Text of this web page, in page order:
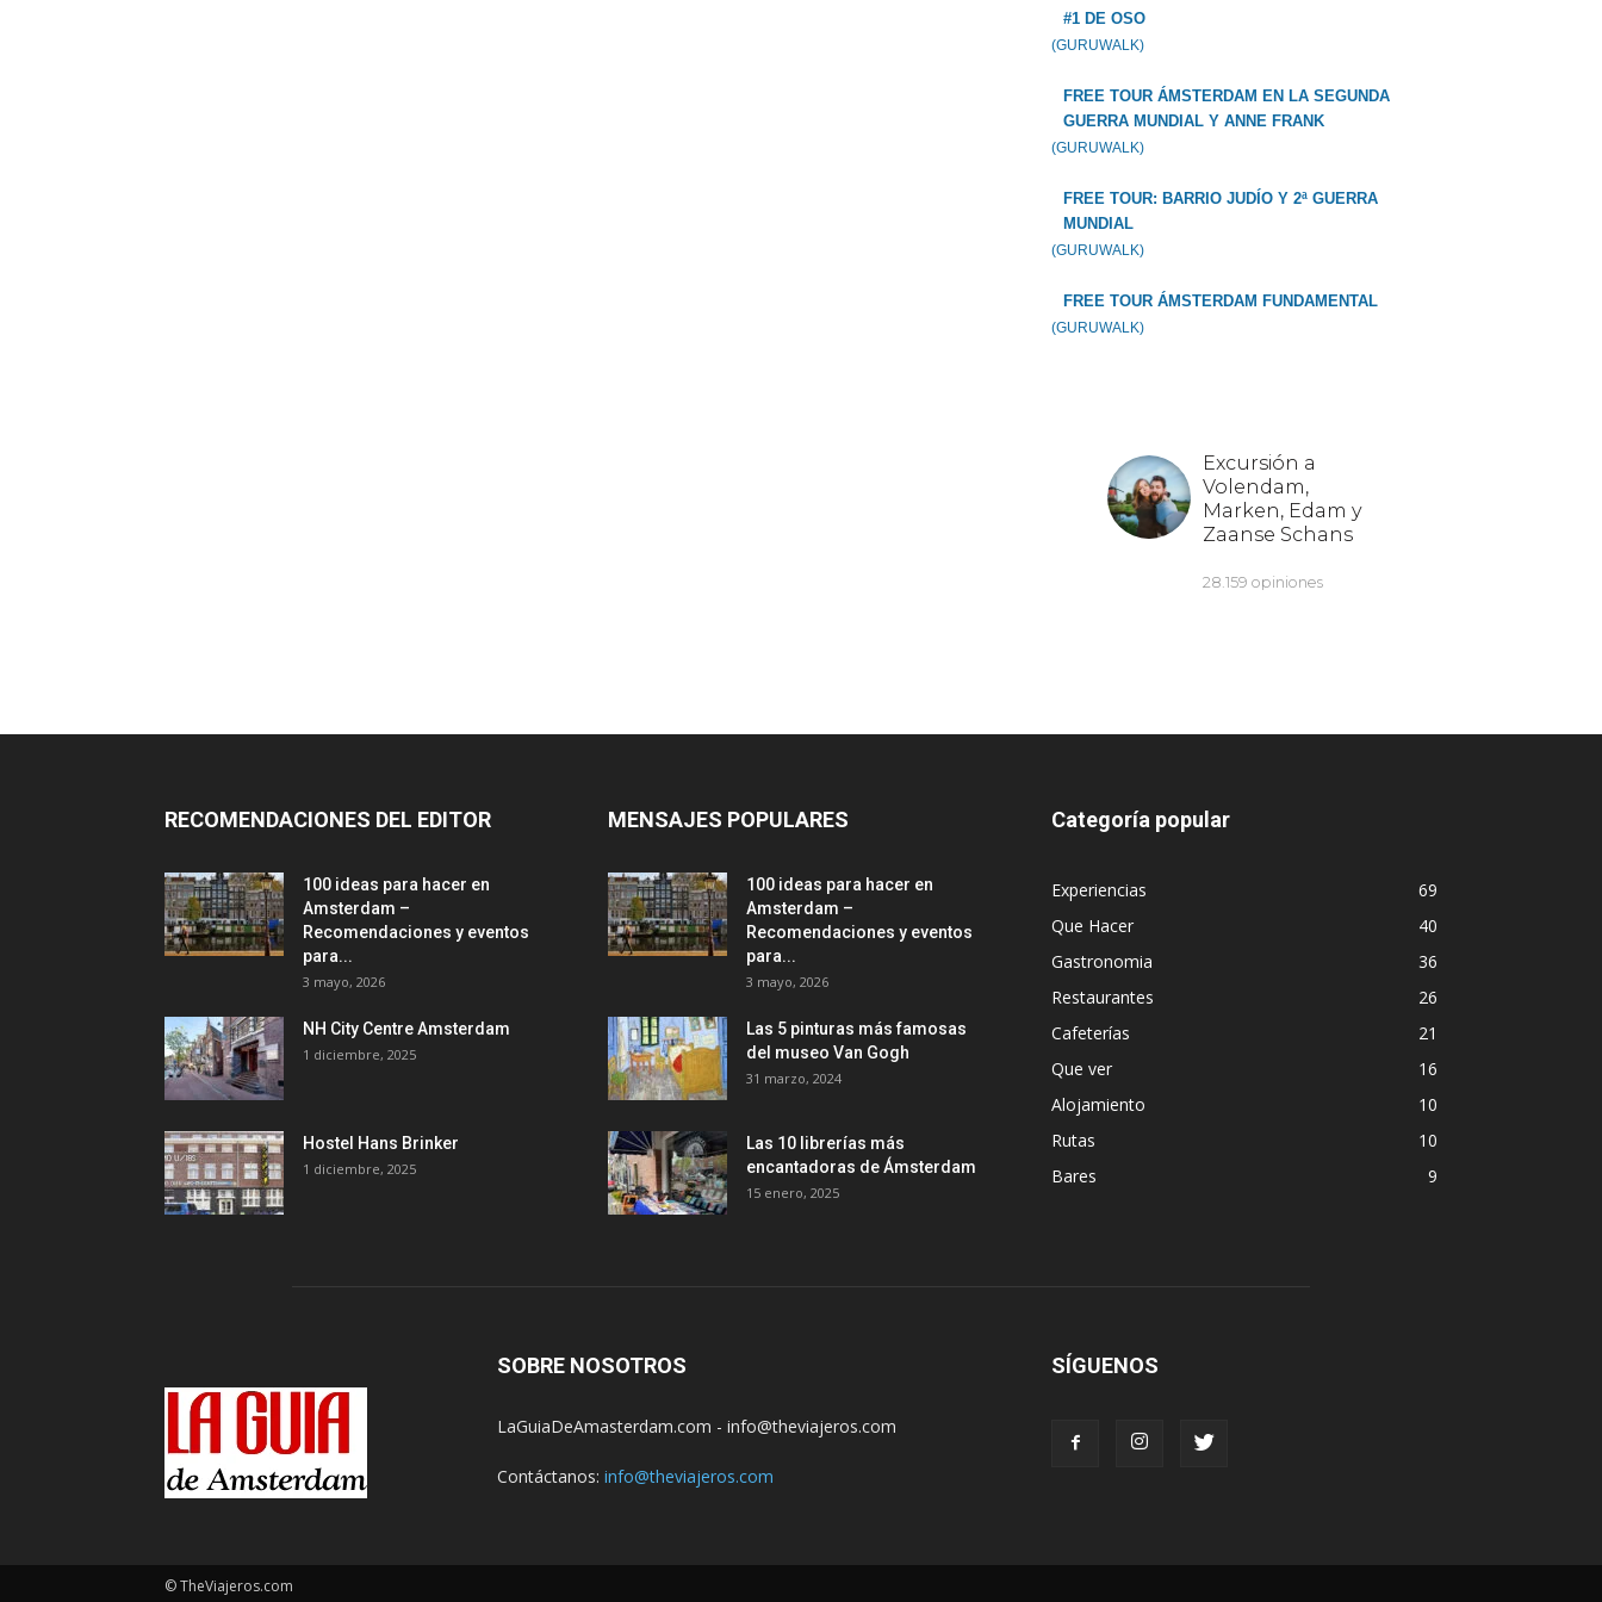
#1 DE OSO
(GURUWALK)
FREE TOUR ÁMSTERDAM EN LA SEGUNDA
GUERRA MUNDIAL Y ANNE FRANK
(GURUWALK)
FREE TOUR: BARRIO JUDÍO Y 2ª GUERRA
MUNDIAL
(GURUWALK)
FREE TOUR ÁMSTERDAM FUNDAMENTAL
(GURUWALK)
RECOMENDACIONES DEL EDITOR
100 ideas para hacer en
Amsterdam –
Recomendaciones y eventos
para...
3 mayo, 2026
NH City Centre Amsterdam
1 diciembre, 2025
Hostel Hans Brinker
1 diciembre, 2025
MENSAJES POPULARES
100 ideas para hacer en
Amsterdam –
Recomendaciones y eventos
para...
3 mayo, 2026
Las 5 pinturas más famosas
del museo Van Gogh
31 marzo, 2024
Las 10 librerías más
encantadoras de Ámsterdam
15 enero, 2025
Categoría popular
Experiencias
69
Que Hacer
40
Gastronomia
36
Restaurantes
26
Cafeterías
21
Que ver
16
Alojamiento
10
Rutas
10
Bares
9
SOBRE NOSOTROS
LaGuiaDeAmasterdam.com - info@theviajeros.com
Contáctanos: info@theviajeros.com
SÍGUENOS
© TheViajeros.com